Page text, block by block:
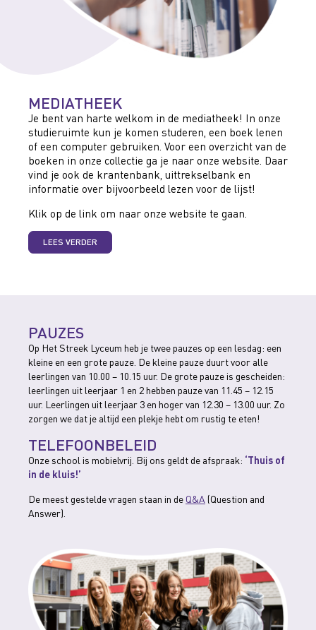
MEDIATHEEK
Je bent van harte welkom in de mediatheek! In onze
studieruimte kun je komen studeren, een boek lenen
of een computer gebruiken. Voor een overzicht van de
boeken in onze collectie ga je naar onze website. Daar
vind je ook de krantenbank, uittrekselbank en
informatie over bijvoorbeeld lezen voor de lijst!
Klik op de link om naar onze website te gaan.
LEES VERDER
PAUZES
Op Het Streek Lyceum heb je twee pauzes op een lesdag: een
kleine en een grote pauze. De kleine pauze duurt voor alle
leerlingen van 10.00 – 10.15 uur. De grote pauze is gescheiden:
leerlingen uit leerjaar 1 en 2 hebben pauze van 11.45 – 12.15
uur. Leerlingen uit leerjaar 3 en hoger van 12.30 – 13.00 uur. Zo
zorgen we dat je altijd een plekje hebt om rustig te eten!
TELEFOONBELEID
Onze school is mobielvrij. Bij ons geldt de afspraak: ‘Thuis of
in de kluis!’
De meest gestelde vragen staan in de Q&A (Question and
Answer).